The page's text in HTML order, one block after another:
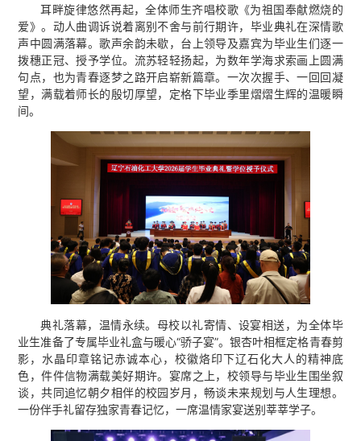
耳畔旋律悠然再起，全体师生齐唱校歌《为祖国奉献燃烧的
爱》。动人曲调诉说着离别不舍与前行期许，毕业典礼在深情歌
声中圆满落幕。歌声余韵未歇，台上领导及嘉宾为毕业生们逐一
拨穗正冠、授予学位。流苏轻轻扬起，为数年学海求索画上圆满
句点，也为青春逐梦之路开启崭新篇章。一次次握手、一回回凝
望，满载着师长的殷切厚望，定格下毕业季里熠熠生辉的温暖瞬
间。
典礼落幕，温情永续。母校以礼寄情、设宴相送，为全体毕
业生准备了专属毕业礼盒与暖心“骄子宴”。银杏叶相框定格青春剪
影，水晶印章铭记赤诚本心，校徽烙印下辽石化大人的精神底
色，件件信物满载美好期许。宴席之上，校领导与毕业生围坐叙
谈，共同追忆朝夕相伴的校园岁月，畅谈未来规划与人生理想。
一份伴手礼留存独家青春记忆，一席温情家宴送别莘莘学子。